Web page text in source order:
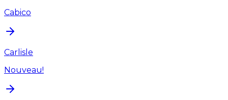
Cabico
Carlisle
Nouveau!